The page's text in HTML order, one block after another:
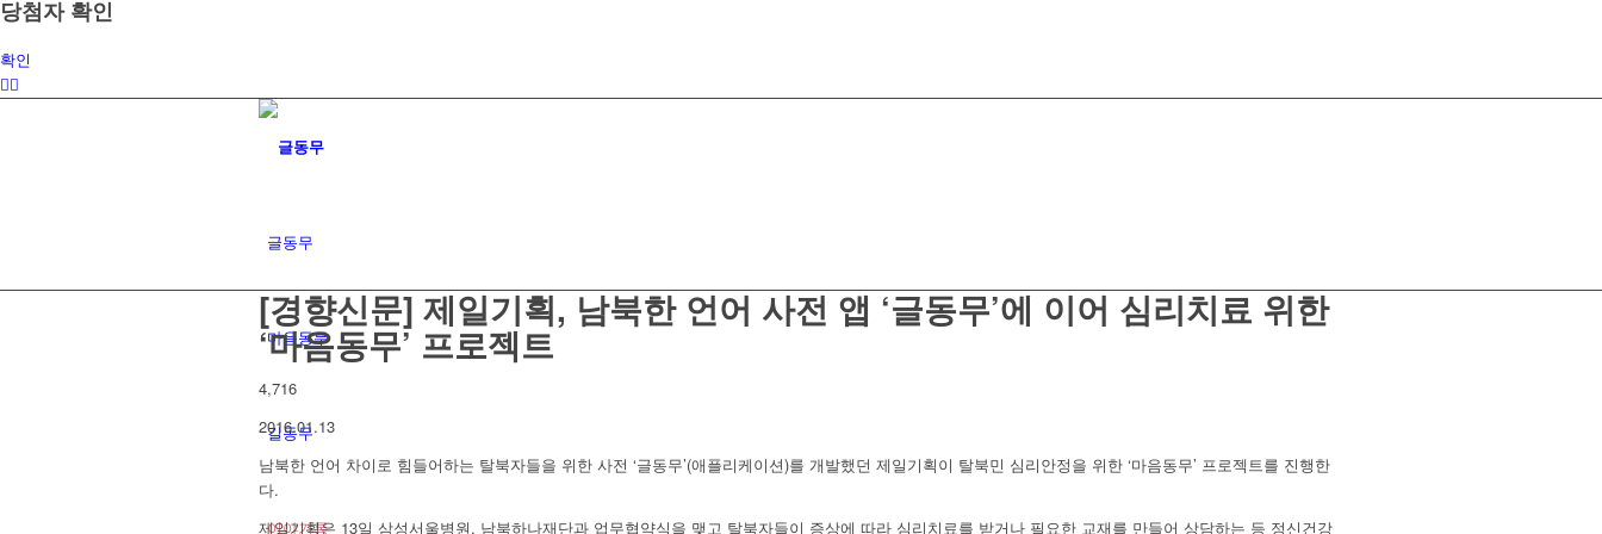
당첨자 확인
확인
글동무
마음동무
길동무
이야기통
[경향신문] 제일기획, 남북한 언어 사전 앱 ‘글동무’에 이어 심리치료 위한
‘마음동무’ 프로젝트
4,716
2016.01.13
남북한 언어 차이로 힘들어하는 탈북자들을 위한 사전 ‘글동무’(애플리케이션)를 개발했던 제일기획이 탈북민 심리안정을 위한 ‘마음동무’ 프로젝트를 진행한
다.
제일기획은 13일 삼성서울병원, 남북하나재단과 업무협약식을 맺고 탈북자들이 증상에 따라 심리치료를 받거나 필요한 교재를 만들어 상담하는 등 정신건강